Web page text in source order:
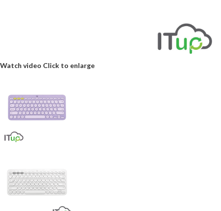
Watch video Click to enlarge